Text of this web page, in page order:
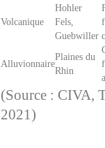
Volcanique
Hohler
Fels,
Guebwiller
Alluvionnaire
Plaines du
Rhin
(Source : CIVA,
2021)